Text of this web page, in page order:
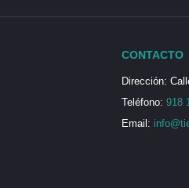
CONTACTO
Dirección:
Teléfono: 918
Email: